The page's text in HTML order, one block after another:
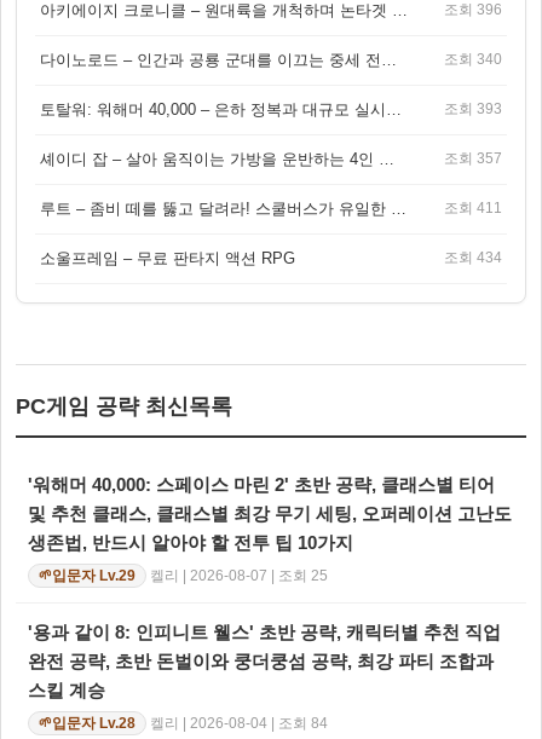
조회 396
조회 340
조회 393
조회 357
조회 411
소울프레임 – 무료 판타지 액션 RPG 조회 434
PC게임 공략 최신목록
'워해머 40,000: 스페이스 마린 2' 초반 공략, 클래스별 티어
및 추천 클래스, 클래스별 최강 무기 세팅, 오퍼레이션 고난도
생존법, 반드시 알아야 할 전투 팁 10가지
🌱입문자 Lv.29 켈리 | 2026-08-07 | 조회 25
'용과 같이 8: 인피니트 웰스' 초반 공략, 캐릭터별 추천 직업
완전 공략, 초반 돈벌이와 쿵더쿵섬 공략, 최강 파티 조합과
스킬 계승
🌱입문자 Lv.28 켈리 | 2026-08-04 | 조회 84